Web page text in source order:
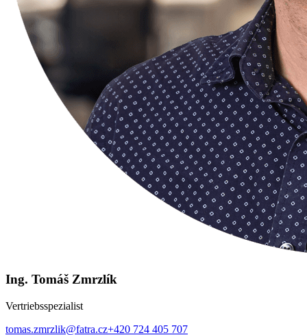
Ing. Tomáš Zmrzlík
Vertriebsspezialist
tomas.zmrzlik@fatra.cz+420 724 405 707